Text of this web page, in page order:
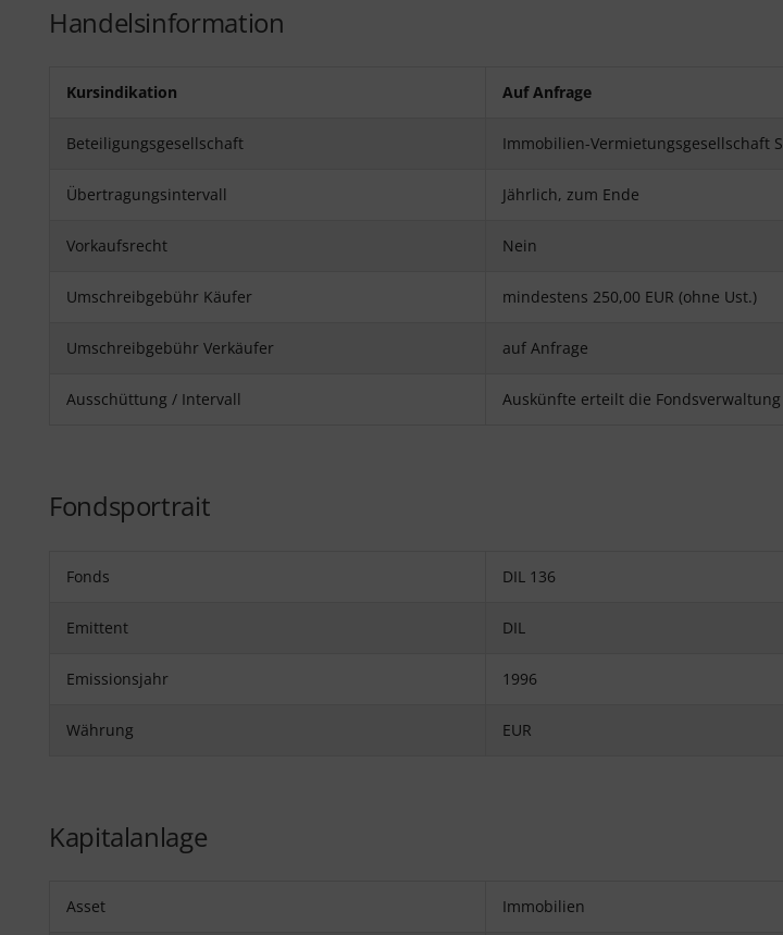
Handelsinformation
Kursindikation Auf Anfrage
Beteiligungsgesellschaft Immobilien-Vermietungsgesellschaft
Übertragungsintervall Jährlich, zum Ende
Vorkaufsrecht Nein
Umschreibgebühr Käufer mindestens 250,00 EUR (ohne Ust.)
Umschreibgebühr Verkäufer auf Anfrage
Ausschüttung / Intervall Auskünfte erteilt die Fondsverwaltung
Fondsportrait
Fonds DIL 136
Emittent DIL
Emissionsjahr 1996
Währung EUR
Kapitalanlage
Asset Immobilien